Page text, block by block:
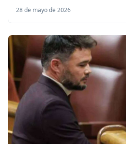
28 de mayo de 2026